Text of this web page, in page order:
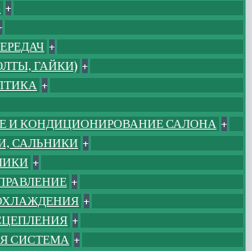
+
+
ГАЙКИ) +
+
И КОНДИЦИОНИРОВАНИЕ САЛОНА +
САЛЬНИКИ +
+
+
+
+
СИСТЕМА +